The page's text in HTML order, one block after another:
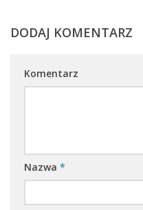
DODAJ KOMENTARZ
Komentarz
Nazwa *